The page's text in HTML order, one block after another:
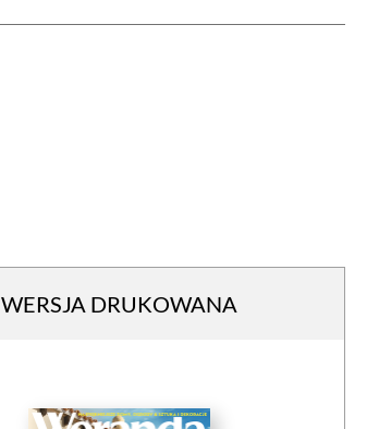
WERSJA DRUKOWANA